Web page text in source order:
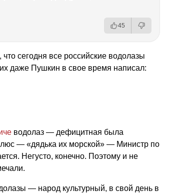
45
что сегодня все российские водолазы
даже Пушкин в свое время написал:
водолаз — дефицитная была
— «дядька их морской» — Министр по
Негусто, конечно. Поэтому и не
— народ культурный, в свой день в